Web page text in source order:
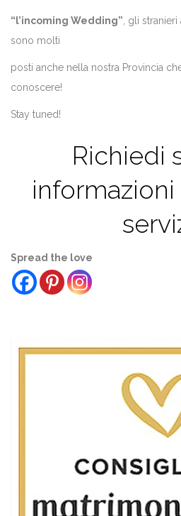
“l’incoming Wedding” , gli
sono molti
posti anche nella nostra Provincia
conoscere!
Stay tuned!
Richiedi
Spread the love